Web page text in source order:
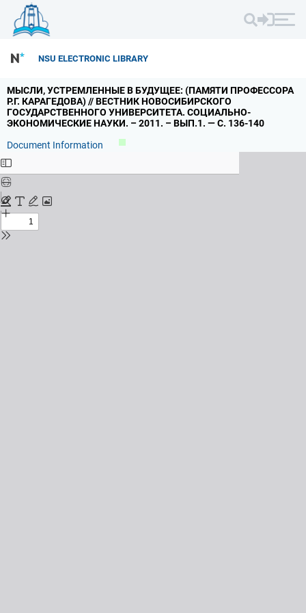
NSU ELECTRONIC LIBRARY
МЫСЛИ,УСТРЕМЛЕННЫЕ В БУДУЩЕЕ: (ПАМЯТИ ПРОФЕССОРА
Р.Г. КАРАГЕДОВА) // ВЕСТНИК НОВОСИБИРСКОГО
ГОСУДАРСТВЕННОГО УНИВЕРСИТЕТА. СОЦИАЛЬНО-
ЭКОНОМИЧЕСКИЕ НАУКИ. – 2011. – ВЫП.1. — С. 136-140
Document Information